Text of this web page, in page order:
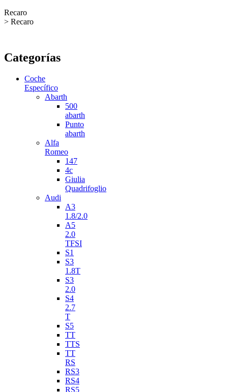
Recaro
> Recaro
Categorías
Coche
Específico
Abarth
500
abarth
Punto
abarth
Alfa
Romeo
147
4c
Giulia
Quadrifoglio
Audi
A3
1.8/2.0
A5
2.0
TFSI
S1
S3
1.8T
S3
2.0
S4
2.7
T
S5
TT
TTS
TT
RS
RS3
RS4
RS5